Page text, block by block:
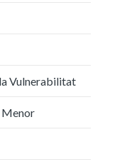
Vulnerabilitat
Menor